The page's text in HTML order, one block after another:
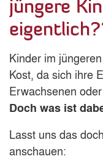
jüngere
Kinder im
Kost, da sich ihre
Erwachsenen
Doch was ist
Lasst uns das
anschauen: